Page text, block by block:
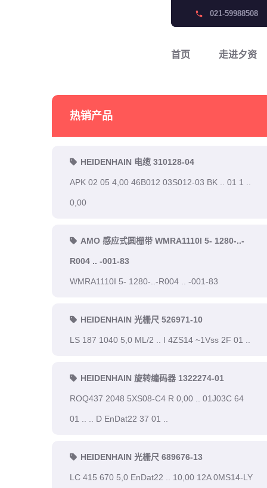
phone 021-59988508
首页 走进夕资
热销产品
HEIDENHAIN 电缆 310128-04
APK 02 05 4,00 46B012 03S012-03 BK .. 01 1 ..
0,00
AMO 感应式圆栅带 WMRA1110I 5- 1280-..-
R004 .. -001-83
WMRA1110I 5- 1280-..-R004 .. -001-83
HEIDENHAIN 光栅尺 526971-10
LS 187 1040 5,0 ML/2 .. I 4ZS14 ~1Vss 2F 01 ..
HEIDENHAIN 旋转编码器 1322274-01
ROQ437 2048 5XS08-C4 R 0,00 .. 01J03C 64
01 .. .. D EnDat22 37 01 ..
HEIDENHAIN 光栅尺 689676-13
LC 415 670 5,0 EnDat22 .. 10,00 12A 0MS14-LY